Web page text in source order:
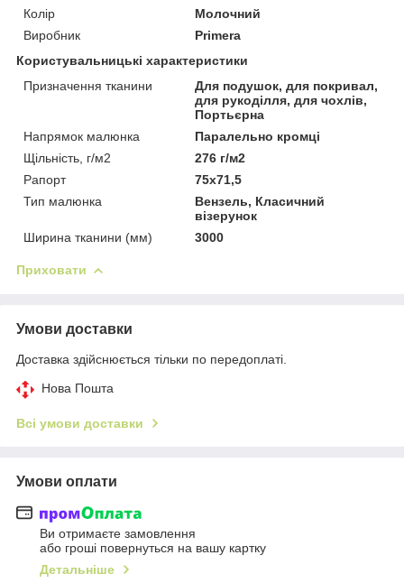
Колір
Молочний
Виробник
Primera
Користувальницькі характеристики
Призначення тканини
Для подушок, для покривал,
для рукоділля, для чохлів,
Портьєрна
Напрямок малюнка
Паралельно кромці
Щільність, г/м2
276 г/м2
Рапорт
75х71,5
Тип малюнка
Вензель, Класичний
візерунок
Ширина тканини (мм)
3000
Приховати
Умови доставки
Доставка здійснюється тільки по передоплаті.
Нова Пошта
Всі умови доставки
Умови оплати
Ви отримаєте замовлення
або гроші повернуться на вашу картку
Детальніше